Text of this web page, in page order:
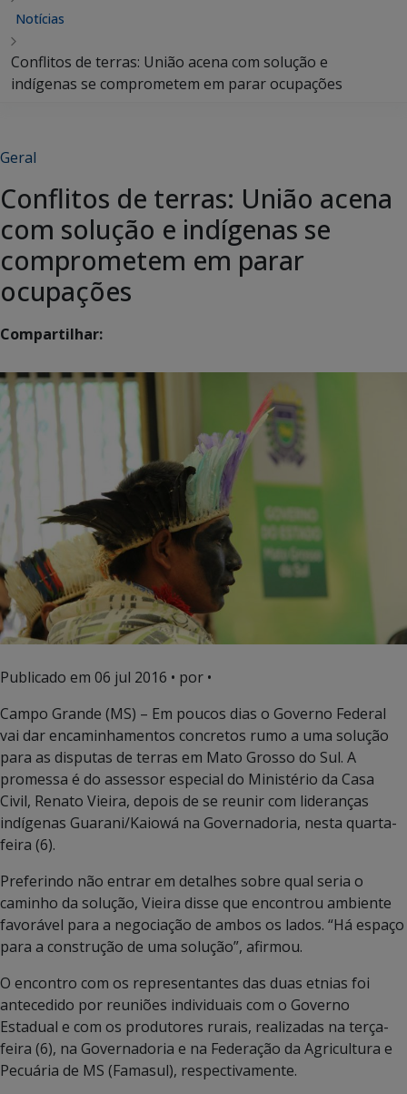
Notícias
Conflitos de terras: União acena com solução e
indígenas se comprometem em parar ocupações
Geral
Conflitos de terras: União acena
com solução e indígenas se
comprometem em parar
ocupações
Compartilhar:
Publicado em 06 jul 2016 • por •
Campo Grande (MS) – Em poucos dias o Governo Federal
vai dar encaminhamentos concretos rumo a uma solução
para as disputas de terras em Mato Grosso do Sul. A
promessa é do assessor especial do Ministério da Casa
Civil, Renato Vieira, depois de se reunir com lideranças
indígenas Guarani/Kaiowá na Governadoria, nesta quarta-
feira (6).
Preferindo não entrar em detalhes sobre qual seria o
caminho da solução, Vieira disse que encontrou ambiente
favorável para a negociação de ambos os lados. “Há espaço
para a construção de uma solução”, afirmou.
O encontro com os representantes das duas etnias foi
antecedido por reuniões individuais com o Governo
Estadual e com os produtores rurais, realizadas na terça-
feira (6), na Governadoria e na Federação da Agricultura e
Pecuária de MS (Famasul), respectivamente.